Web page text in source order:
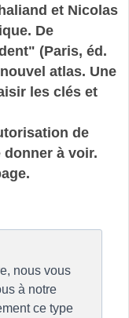
et Nicolas
De
(Paris, éd.
atlas. Une
les clés et
de
donner à voir.